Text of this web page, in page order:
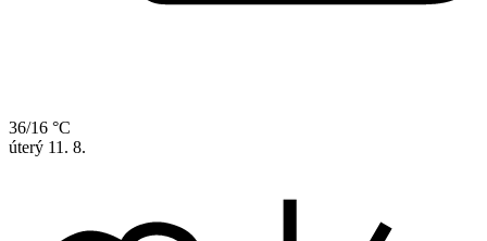
36/16 °C
úterý 11. 8.